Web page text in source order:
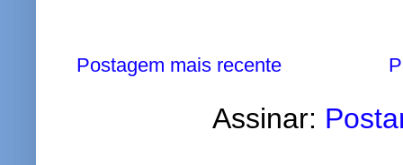
Postagem mais recente
Assinar: